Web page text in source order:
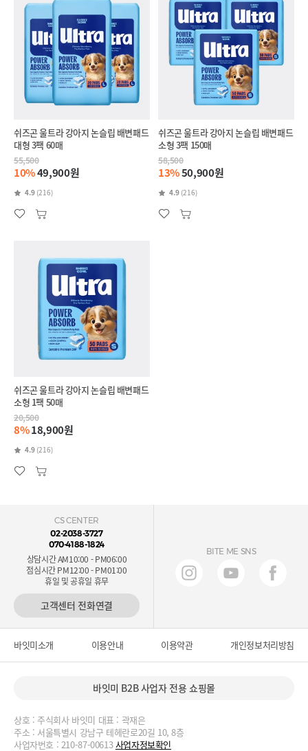
쉬즈곤 울트라 강아지 논슬립 배변패드
대형 3팩 60매
55,500
10%49,900원
4.9 (216)
쉬즈곤 울트라 강아지 논슬립 배변패드
소형 3팩 150매
58,500
13%50,900원
4.9 (216)
쉬즈곤 울트라 강아지 논슬립 배변패드
소형 1팩 50매
20,500
8%18,900원
4.9 (216)
CS CENTER
02-2038-3727
070-4188-1824
상담시간 AM10:00 - PM06:00
점심시간 PM12:00 - PM01:00
휴일 및 공휴일 휴무
고객센터 전화연결
BITE ME SNS
바잇미소개 이용안내 이용약관 개인정보처리방침
바잇미 B2B 사업자 전용 쇼핑몰
상호 : 주식회사 바잇미 대표 : 곽재은
주소 : 서울특별시 강남구 테헤란로20길 10, 8층
사업자번호 : 210-87-00613사업자정보확인